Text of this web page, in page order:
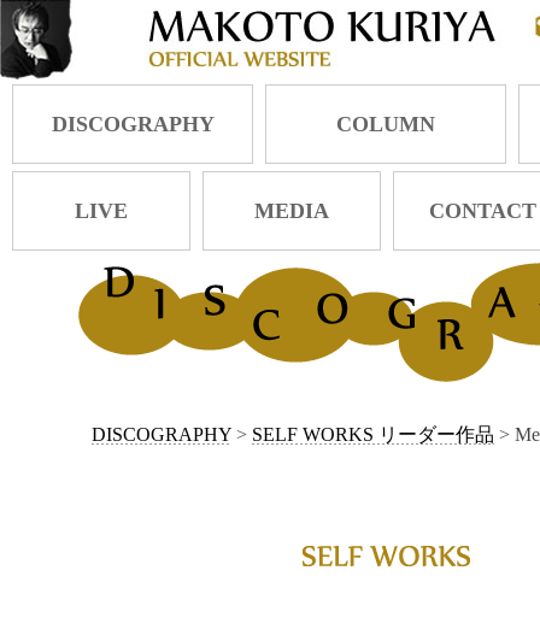
DISCOGRAPHY COLUMN
LIVE MEDIA CONTACT
DISCOGRAPHY > SELF WORKS リーダー作品 >